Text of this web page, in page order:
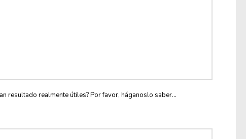
resultado realmente útiles? Por favor, háganoslo saber...